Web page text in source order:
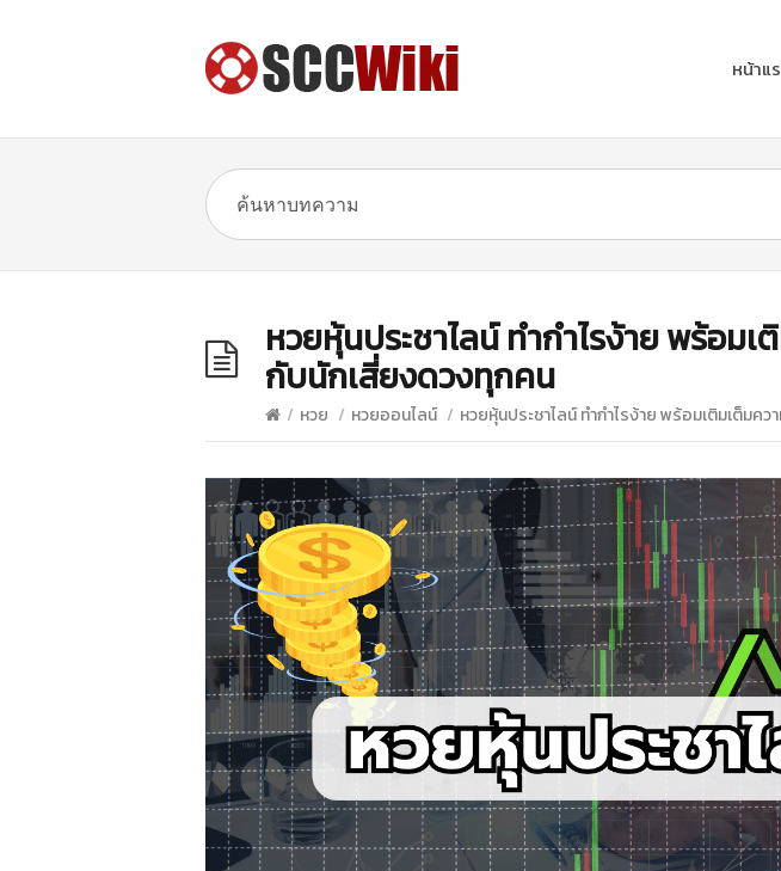
หน้าแ
หวยหุ้นประชาไลน์ ทำกำไรง้าย พร้อมเ
กับนักเสี่ยงดวงทุกคน
/ หวย / หวยออนไลน์ / หวยหุ้นประชาไลน์ ทำกำไรง้าย พร้อมเติมเต็มค